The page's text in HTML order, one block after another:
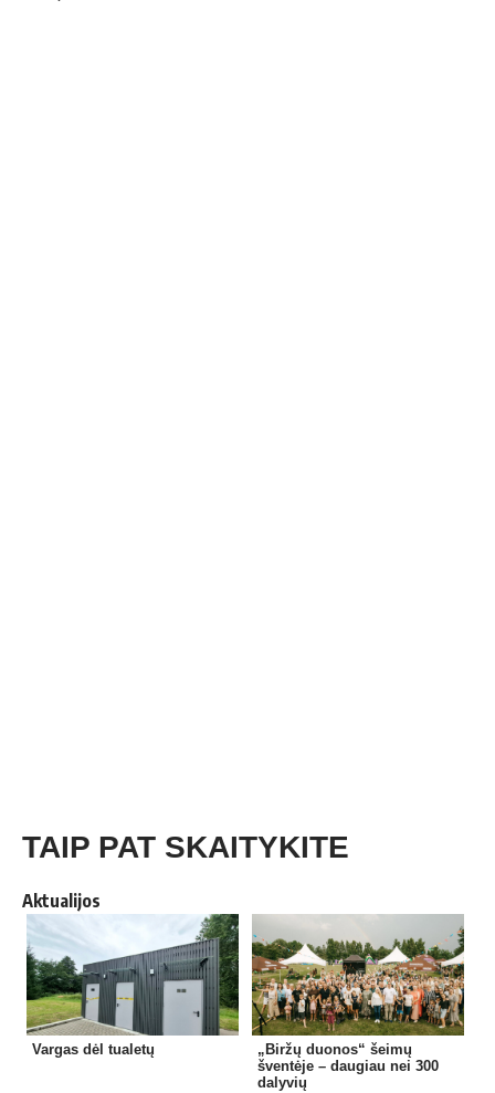
TAIP PAT SKAITYKITE
Aktualijos
Vargas dėl tualetų
„Biržų duonos“ šeimų
šventėje – daugiau nei 300
dalyvių